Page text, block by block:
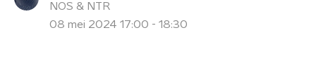
NOS & NTR
08 mei 2024 17:00 - 18:30